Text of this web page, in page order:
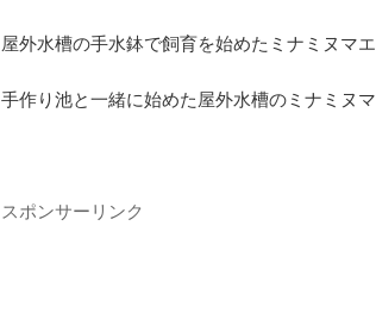
屋外水槽の手水鉢で飼育を始めたミナミヌマ
手作り池と一緒に始めた屋外水槽のミナミヌ
スポンサーリンク